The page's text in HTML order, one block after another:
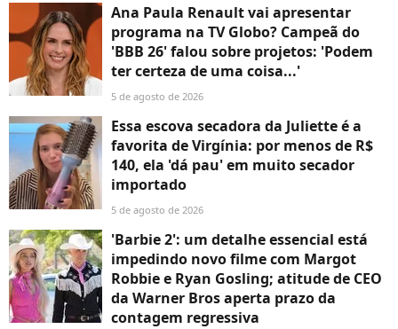
Ana Paula Renault vai apresentar
programa na TV Globo? Campeã do
'BBB 26' falou sobre projetos: 'Podem
ter certeza de uma coisa...'
5 de agosto de 2026
Essa escova secadora da Juliette é a
favorita de Virgínia: por menos de R$
140, ela 'dá pau' em muito secador
importado
5 de agosto de 2026
'Barbie 2': um detalhe essencial está
impedindo novo filme com Margot
Robbie e Ryan Gosling; atitude de CEO
da Warner Bros aperta prazo da
contagem regressiva